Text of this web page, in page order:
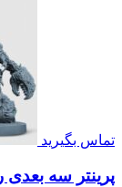
تماس بگیرید